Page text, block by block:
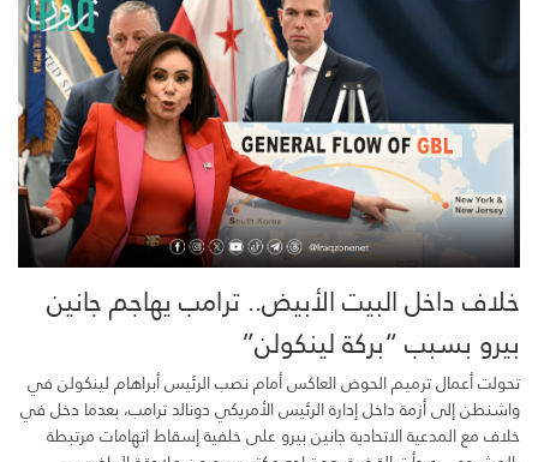
خلاف داخل البيت الأبيض.. ترامب يهاجم جانين
بيرو بسبب “بركة لينكولن”
تحولت أعمال ترميم الحوض العاكس أمام نصب الرئيس أبراهام لينكولن في
واشنطن إلى أزمة داخل إدارة الرئيس الأمريكي دونالد ترامب، بعدما دخل في
خلاف مع المدعية الاتحادية جانين بيرو على خلفية إسقاط اتهامات مرتبطة